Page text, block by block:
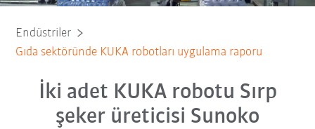
Endüstriler
Gıda sektöründe KUKA robotları uygulama raporu
İki adet KUKA robotu Sırp
şeker üreticisi Sunoko